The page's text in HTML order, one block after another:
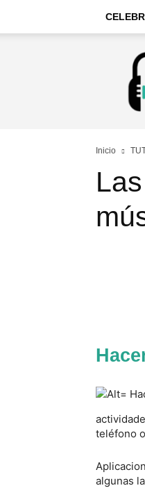
e
Inicio
teléfono
algunas